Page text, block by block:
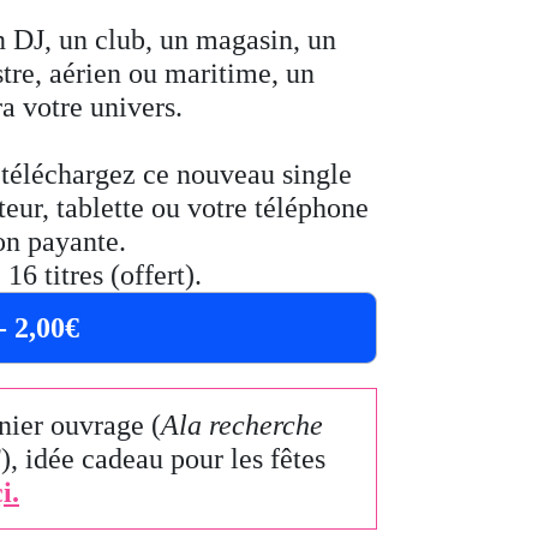
DJ, un club, un magasin, un
aérien ou maritime, un
votre univers.
ce nouveau single
tablette ou votre téléphone
payante.
16 titres (offert).
2,00€
ouvrage (Ala recherche
), idée cadeau pour les fêtes